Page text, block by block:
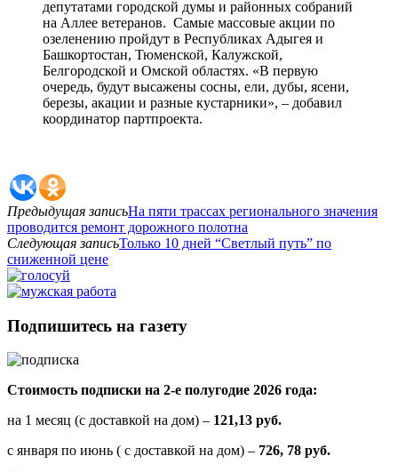
депутатами городской думы и районных собраний
на Аллее ветеранов. Самые массовые акции по
озеленению пройдут в Республиках Адыгея и
Башкортостан, Тюменской, Калужской,
Белгородской и Омской областях. «В первую
очередь, будут высажены сосны, ели, дубы, ясени,
березы, акации и разные кустарники», – добавил
координатор партпроекта.
Предыдущая записьНа пяти трассах регионального значения
проводится ремонт дорожного полотна
Следующая записьТолько 10 дней “Светлый путь” по
сниженной цене
Подпишитесь на газету
Стоимость подписки на 2-е полугодие 2026 года:
на 1 месяц (с доставкой на дом) – 121,13 руб.
с января по июнь ( с доставкой на дом) – 726, 78 руб.